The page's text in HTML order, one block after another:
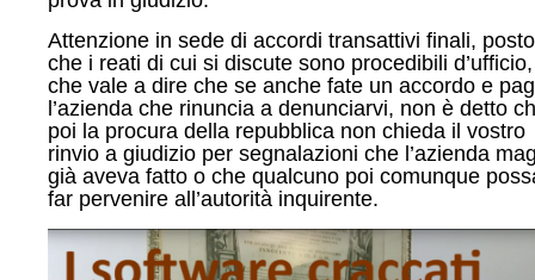
Attenzione in sede di accordi transattivi finali, posto
che i reati di cui si discute sono procedibili
che vale a dire che se anche fate un accordo e
l’azienda che rinuncia a denunciarvi, non è detto
poi la procura della repubblica non chieda il vostro
rinvio a giudizio per segnalazioni che l’azienda
già aveva fatto o che qualcuno poi comunque
far pervenire all’autorità inquirente.